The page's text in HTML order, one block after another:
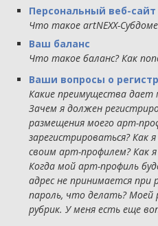
Персональный веб-
Что такое artNEXX-
Ваш баланс
Что такое баланс? Как
Ваши вопросы о
Какие преимущества
Зачем я должен
размещения моего арт-
зарегистрироваться? Как
своим арт-профилем? Как
Когда мой арт-профиль
адрес не принимается при
пароль, что делать? Моей
рубрик. У меня есть еще